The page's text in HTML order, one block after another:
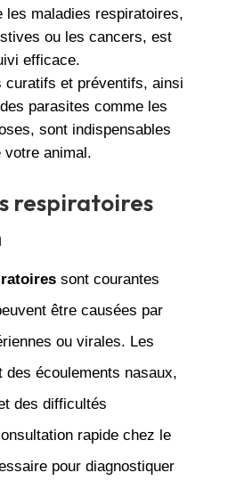
les maladies respiratoires,
ou les cancers, est
efficace.
et préventifs, ainsi
parasites comme les
sont indispensables
votre animal.
respiratoires
sont courantes
être causées par
ou virales. Les
des écoulements nasaux,
des difficultés
rapide chez le
pour diagnostiquer